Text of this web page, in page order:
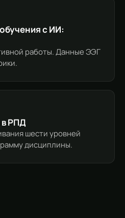
с ИИ:
работы. Данные ЭЭГ
в РПД
шести уровней
дисциплины.